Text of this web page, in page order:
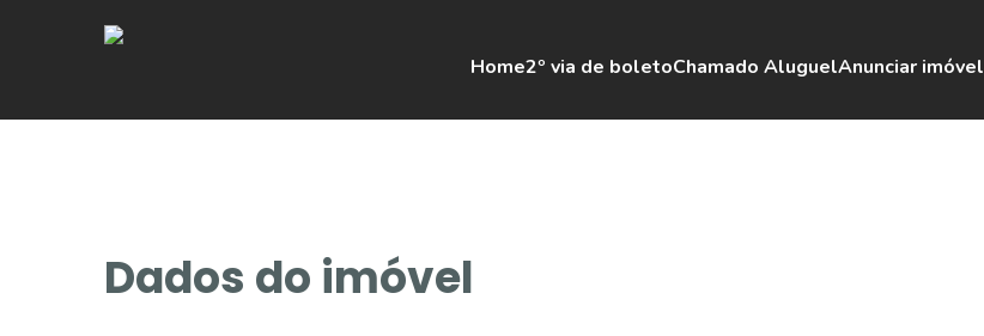
Home2º via de boletoChamado AluguelAnunciar imóvel
Dados do imóvel